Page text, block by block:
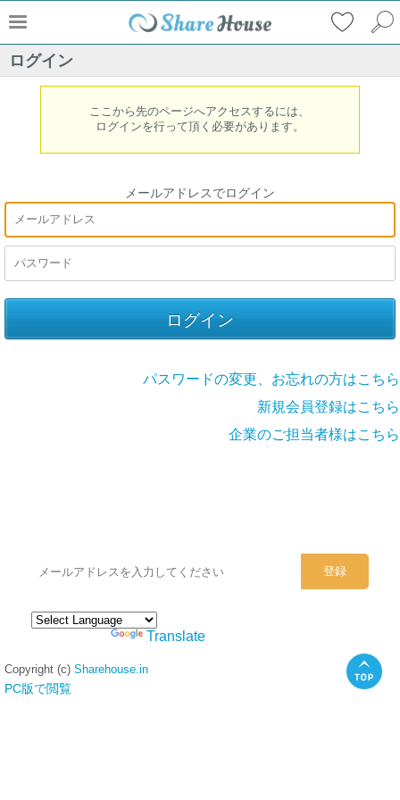
ログイン
ここから先のページへアクセスするには、
ログインを行って頂く必要があります。
メールアドレスでログイン
パスワードの変更、お忘れの方はこちら
新規会員登録はこちら
企業のご担当者様はこちら
Translate
Copyright (c) Sharehouse.in
PC版で閲覧